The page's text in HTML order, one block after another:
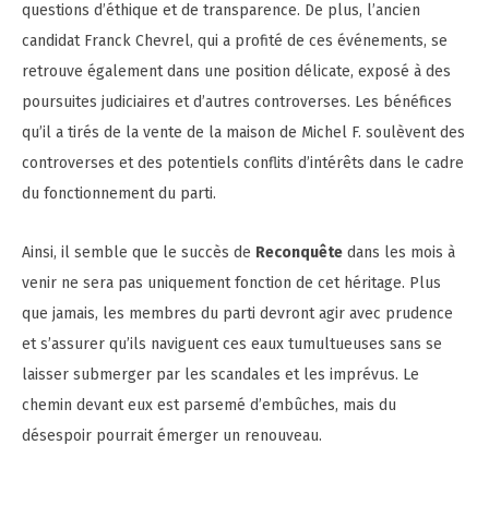
questions d’éthique et de transparence. De plus, l’ancien
candidat Franck Chevrel, qui a profité de ces événements, se
retrouve également dans une position délicate, exposé à des
poursuites judiciaires et d’autres controverses. Les bénéfices
qu’il a tirés de la vente de la maison de Michel F. soulèvent des
controverses et des potentiels conflits d’intérêts dans le cadre
du fonctionnement du parti.
Ainsi, il semble que le succès de Reconquête dans les mois à
venir ne sera pas uniquement fonction de cet héritage. Plus
que jamais, les membres du parti devront agir avec prudence
et s’assurer qu’ils naviguent ces eaux tumultueuses sans se
laisser submerger par les scandales et les imprévus. Le
chemin devant eux est parsemé d’embûches, mais du
désespoir pourrait émerger un renouveau.